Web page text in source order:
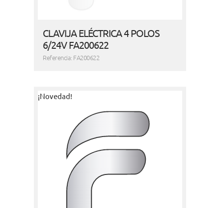
CLAVIJA ELÉCTRICA 4 POLOS
6/24V FA200622
Referencia: FA200622
¡Novedad!